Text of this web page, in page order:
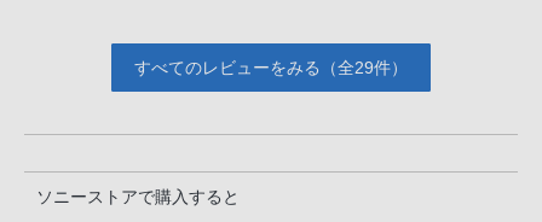
すべてのレビューをみる（全29件）
ソニーストアで購入すると